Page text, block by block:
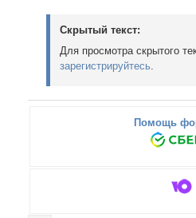
Скрытый текст:
Для просмотра скрытого
зарегистрируйтесь.
Помощь